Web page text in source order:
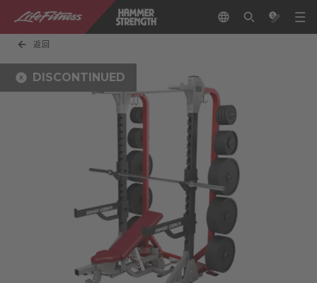
返回
DISCONTINUED